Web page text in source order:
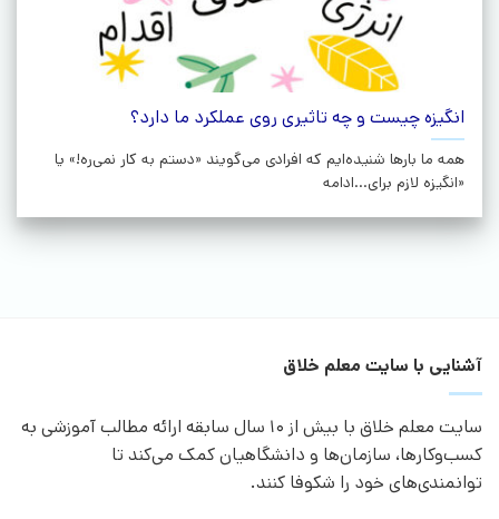
انگیزه چیست و چه تاثیری روی عملکرد ما دارد؟
همه ما بارها شنیده‌ایم که افرادی می‌گویند «دستم به کار نمی‌ره!» یا
«انگیزه لازم برای...ادامه
آشنایی با سایت معلم خلاق
سایت معلم خلاق با بیش از 10 سال سابقه ارائه مطالب آموزشی به
کسب‌وکارها، سازمان‌ها و دانشگاهیان کمک می‌کند تا
توانمندی‌های خود را شکوفا کنند.